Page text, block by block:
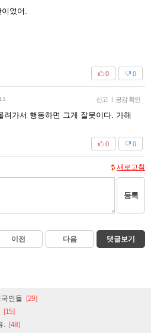
었어.
0
0
신고 | 공감 확인
려가서 행동하면 그게 잘못이다. 가해
0
0
새로고침
등록
이전 다음 댓글보기
인들 [29]
[15]
. [48]